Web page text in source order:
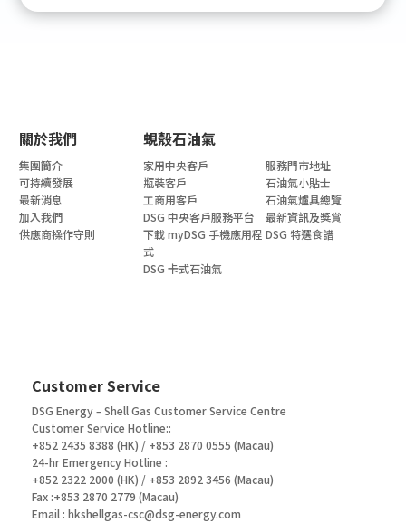
關於我們 蜆殼石油氣
集團簡介
可持續發展
最新消息
加入我們
供應商操作守則
家用中央客戶
瓶裝客戶
工商用客戶
DSG 中央客戶服務平台
下載 myDSG 手機應用程
式
DSG 卡式石油氣
服務門市地址
石油氣小貼士
石油氣爐具總覽
最新資訊及獎賞
DSG 特選食譜
Customer Service
DSG Energy – Shell Gas Customer Service Centre
Customer Service Hotline::
+852 2435 8388 (HK) / +853 2870 0555 (Macau)
24-hr Emergency Hotline :
+852 2322 2000 (HK) / +853 2892 3456 (Macau)
Fax :+853 2870 2779 (Macau)
Email : hkshellgas-csc@dsg-energy.com